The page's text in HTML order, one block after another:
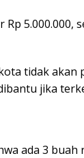
5.000.000,
tidak akan
jika
ada 3